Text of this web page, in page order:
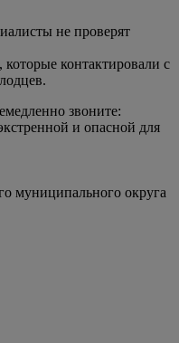
не проверят
контактировали с
звоните:
и опасной для
муниципального округа